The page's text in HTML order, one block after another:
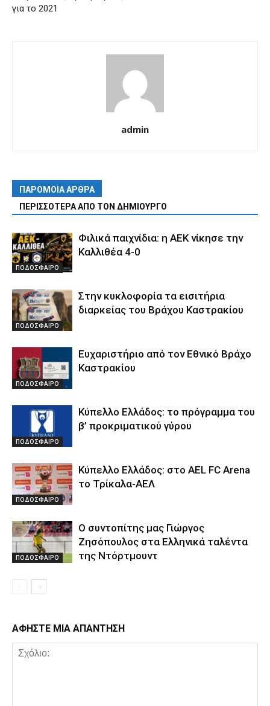
για το 2021
admin
ΠΑΡΟΜΟΙΑ ΑΡΘΡΑ
ΠΕΡΙΣΣΟΤΕΡΑ ΑΠΟ ΤΟΝ ΔΗΜΙΟΥΡΓΟ
ΠΟΔΟΣΦΑΙΡΟ
Φιλικά παιχνίδια: η ΑΕΚ νίκησε την
Καλλιθέα 4-0
ΠΟΔΟΣΦΑΙΡΟ
Στην κυκλοφορία τα εισιτήρια
διαρκείας του Βράχου Καστρακίου
ΠΟΔΟΣΦΑΙΡΟ
Ευχαριστήριο από τον Εθνικό Βράχο
Καστρακίου
ΠΟΔΟΣΦΑΙΡΟ
Κύπελλο Ελλάδος: το πρόγραμμα του
β’ προκριματικού γύρου
ΠΟΔΟΣΦΑΙΡΟ
Κύπελλο Ελλάδος: στο AEL FC Arena
το Τρίκαλα-ΑΕΛ
ΠΟΔΟΣΦΑΙΡΟ
Ο συντοπίτης μας Γιώργος
Ζησόπουλος στα Ελληνικά ταλέντα
της Ντόρτμουντ
ΑΦΗΣΤΕ ΜΙΑ ΑΠΑΝΤΗΣΗ